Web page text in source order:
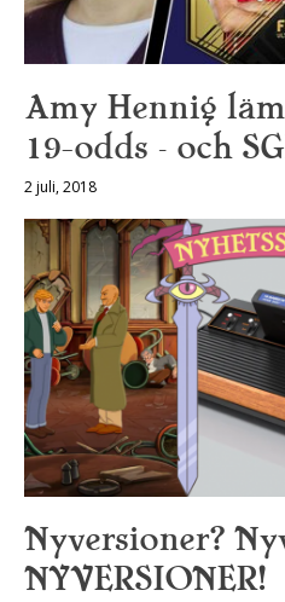
Amy Hennig
19-odds – och
2 juli, 2018
Nyversioner?
NYVERSIONER!